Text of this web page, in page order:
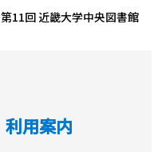
第11回 近畿大学中央図書館貴
利用案内